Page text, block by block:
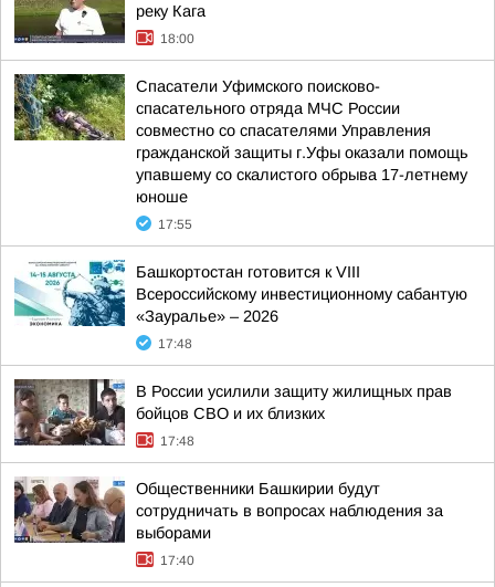
реку Кага
18:00
Спасатели Уфимского поисково-
спасательного отряда МЧС России
совместно со спасателями Управления
гражданской защиты г.Уфы оказали помощь
упавшему со скалистого обрыва 17-летнему
юноше
17:55
Башкортостан готовится к VIII
Всероссийскому инвестиционному сабантую
«Зауралье» – 2026
17:48
В России усилили защиту жилищных прав
бойцов СВО и их близких
17:48
Общественники Башкирии будут
сотрудничать в вопросах наблюдения за
выборами
17:40